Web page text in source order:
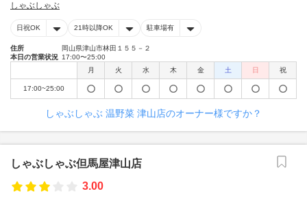
しゃぶしゃぶ
日祝OK 21時以降OK 駐車場有
住所
岡山県津山市林田１５５－２
本日の営業状況 17:00〜25:00
月
火 水 木 金 土 日 祝
17:00~25:00
しゃぶしゃぶ 温野菜 津山店のオーナー様ですか？
しゃぶしゃぶ但馬屋津山店
3.00